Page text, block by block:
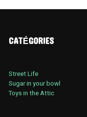
CATÉGORIES
Street Life
Sugar in your bowl
Toys in the Attic